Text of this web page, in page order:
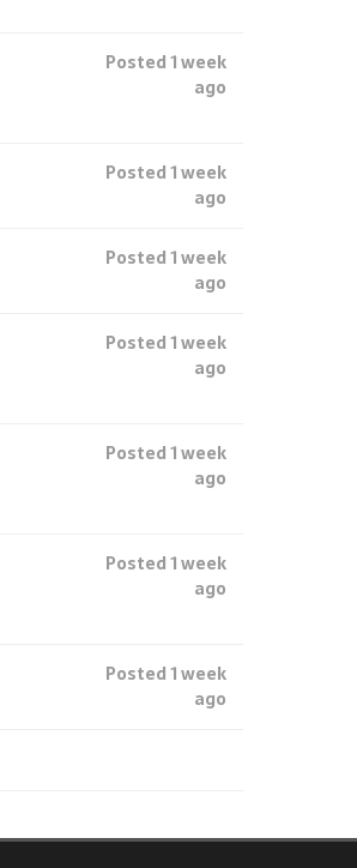
Posted 1 week
ago
Posted 1 week
ago
Posted 1 week
ago
Posted 1 week
ago
Posted 1 week
ago
Posted 1 week
ago
Posted 1 week
ago